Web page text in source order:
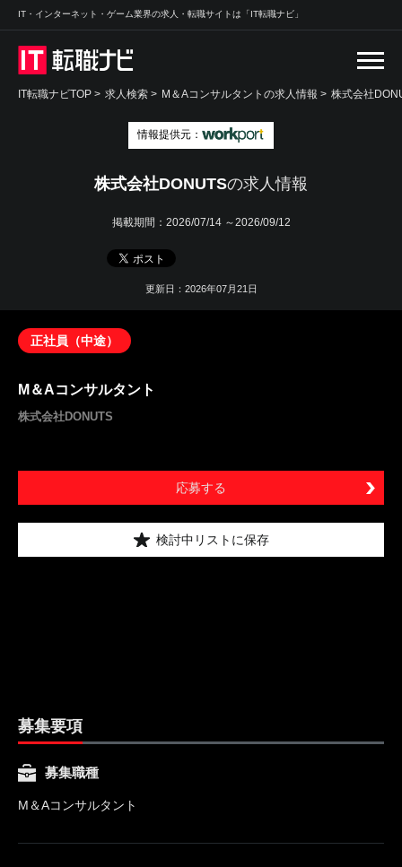
IT・インターネット・ゲーム業界の求人・転職サイトは「IT転職ナビ」
IT転職ナビTOP > 求人検索 > M＆Aコンサルタントの求人情報 > 株式会社
情報提供元：
株式会社DONUTSの求人情報
掲載期間： 2026/07/14 ～2026/09/12
更新日：2026年07月21日
正社員（中途）
M＆Aコンサルタント
株式会社DONUTS
応募する
検討中リストに保存
募集要項
募集職種
M＆Aコンサルタント